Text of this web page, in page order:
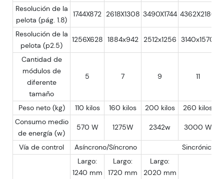
Resolución de la
pelota (pág. 1.8)
1744X872 2618X1308 3490X1744 4362X2180
Resolución de la
pelota (p2.5)
1256X628 1884x942 2512x1256 3140x1570
Cantidad de
módulos de
diferente
tamaño
5 7 9 11
Peso neto (kg) 110 kilos 160 kilos 200 kilos
260 kilos
Consumo medio
de energía (w)
570 W 1275W 2342w 3000 W
Vía de control Asíncrono/Síncrono Sincrónico
Largo:
1240 mm
Largo:
1720 mm
Largo:
2020 mm